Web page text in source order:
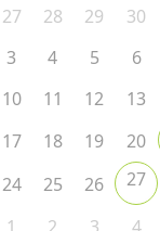
27 28 29 30
3 4 5 6
10 11 12 13
17 18 19 20
24 25 26 27